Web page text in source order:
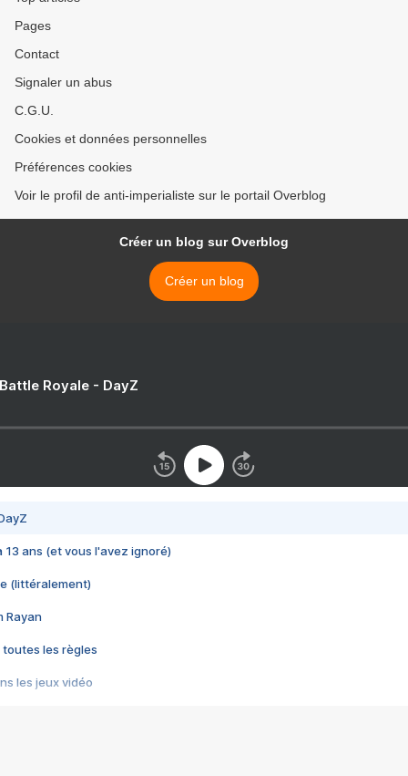
Pages
Contact
Signaler un abus
C.G.U.
Cookies et données personnelles
Préférences cookies
Voir le profil de anti-imperialiste sur le portail Overblog
Créer un blog sur Overblog
Créer un blog
Royale - DayZ
13 ans (et vous l'avez ignoré)
(littéralement)
Rayan
toutes les règles
les jeux vidéo